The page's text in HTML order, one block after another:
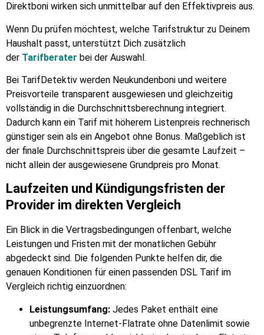
Direktboni wirken sich unmittelbar auf den Effektivpreis aus.
Wenn Du prüfen möchtest, welche Tarifstruktur zu Deinem
Haushalt passt, unterstützt Dich zusätzlich
der Tarifberater bei der Auswahl.
Bei TarifDetektiv werden Neukundenboni und weitere
Preisvorteile transparent ausgewiesen und gleichzeitig
vollständig in die Durchschnittsberechnung integriert.
Dadurch kann ein Tarif mit höherem Listenpreis rechnerisch
günstiger sein als ein Angebot ohne Bonus. Maßgeblich ist
der finale Durchschnittspreis über die gesamte Laufzeit –
nicht allein der ausgewiesene Grundpreis pro Monat.
Laufzeiten und Kündigungsfristen der
Provider im direkten Vergleich
Ein Blick in die Vertragsbedingungen offenbart, welche
Leistungen und Fristen mit der monatlichen Gebühr
abgedeckt sind. Die folgenden Punkte helfen dir, die
genauen Konditionen für einen passenden DSL Tarif im
Vergleich richtig einzuordnen:
Leistungsumfang: Jedes Paket enthält eine
unbegrenzte Internet-Flatrate ohne Datenlimit sowie